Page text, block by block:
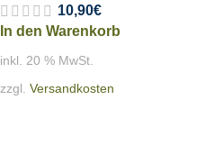
10,90€
In den Warenkorb
inkl. 20 % MwSt.
zzgl. Versandkosten